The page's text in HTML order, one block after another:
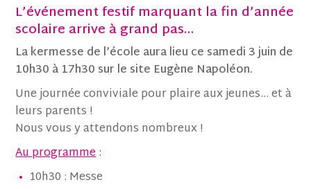
L’événement festif marquant la fin d’année
scolaire arrive à grand pas…
La kermesse de l’école aura lieu ce samedi 3 juin de
10h30 à 17h30 sur le site Eugène Napoléon.
Une journée conviviale pour plaire aux jeunes… et à
leurs parents !
Nous vous y attendons nombreux !
Au programme:
10h30 : Messe